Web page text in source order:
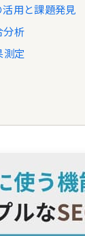
用と課題発見
分析
測定